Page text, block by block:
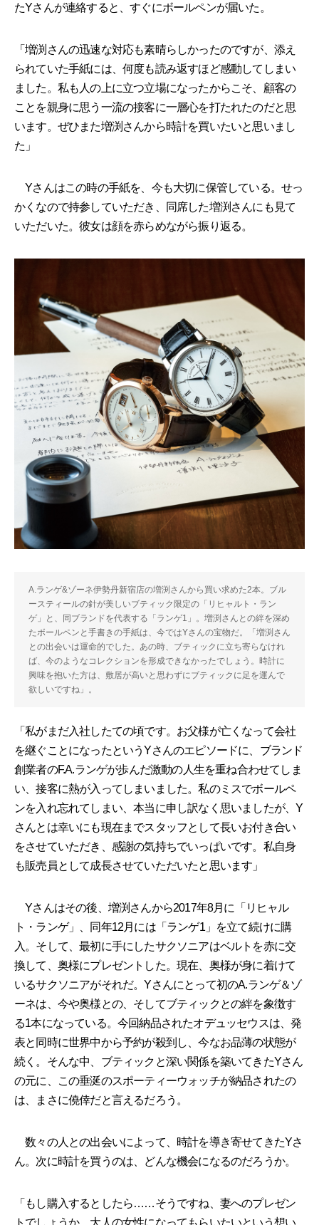
たYさんが連絡すると、すぐにボールペンが届いた。
「増渕さんの迅速な対応も素晴らしかったのですが、添え
られていた手紙には、何度も読み返すほど感動してしまい
ました。私も人の上に立つ立場になったからこそ、顧客の
ことを親身に思う一流の接客に一層心を打たれたのだと思
います。ぜひまた増渕さんから時計を買いたいと思いまし
た」
Yさんはこの時の手紙を、今も大切に保管している。せっ
かくなので持参していただき、同席した増渕さんにも見て
いただいた。彼女は顔を赤らめながら振り返る。
A.ランゲ&ゾーネ伊勢丹新宿店の増渕さんから買い求めた2本。ブル
ースティールの針が美しいブティック限定の「リヒャルト・ラン
ゲ」と、同ブランドを代表する「ランゲ1」。増渕さんとの絆を深め
たボールペンと手書きの手紙は、今ではYさんの宝物だ。「増渕さん
との出会いは運命的でした。あの時、ブティックに立ち寄らなけれ
ば、今のようなコレクションを形成できなかったでしょう。時計に
興味を抱いた方は、敷居が高いと思わずにブティックに足を運んで
欲しいですね」。
「私がまだ入社したての頃です。お父様が亡くなって会社
を継ぐことになったというYさんのエピソードに、ブランド
創業者のF.A.ランゲが歩んだ激動の人生を重ね合わせてしま
い、接客に熱が入ってしまいました。私のミスでボールペ
ンを入れ忘れてしまい、本当に申し訳なく思いましたが、Y
さんとは幸いにも現在までスタッフとして長いお付き合い
をさせていただき、感謝の気持ちでいっぱいです。私自身
も販売員として成長させていただいたと思います」
Yさんはその後、増渕さんから2017年8月に「リヒャル
ト・ランゲ」、同年12月には「ランゲ1」を立て続けに購
入。そして、最初に手にしたサクソニアはベルトを赤に交
換して、奥様にプレゼントした。現在、奥様が身に着けて
いるサクソニアがそれだ。Yさんにとって初のA.ランゲ＆ゾ
ーネは、今や奥様との、そしてブティックとの絆を象徴す
る1本になっている。今回納品されたオデュッセウスは、発
表と同時に世界中から予約が殺到し、今なお品薄の状態が
続く。そんな中、ブティックと深い関係を築いてきたYさん
の元に、この垂涎のスポーティーウォッチが納品されたの
は、まさに僥倖だと言えるだろう。
数々の人との出会いによって、時計を導き寄せてきたYさ
ん。次に時計を買うのは、どんな機会になるのだろうか。
「もし購入するとしたら……そうですね、妻へのプレゼン
トでしょうか。大人の女性になってもらいたいという想い